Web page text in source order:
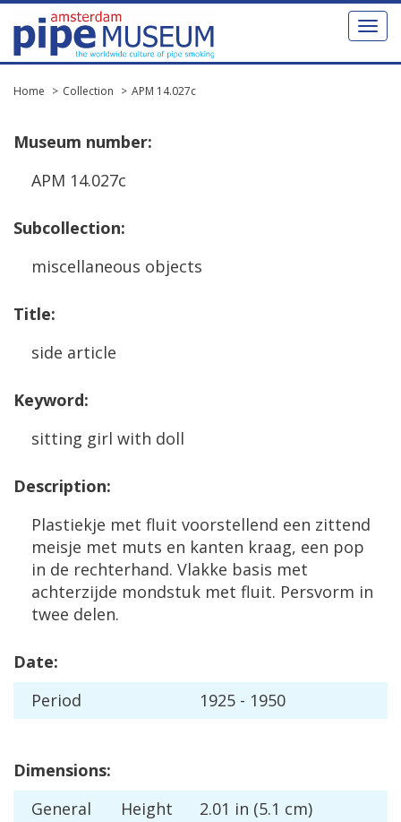
Toggle
Home Collection APM 14.027c
Museum number:
APM 14.027c
Subcollection:
miscellaneous objects
Title:
side article
Keyword:
sitting girl with doll
Description:
Plastiekje met fluit voorstellend een zittend
meisje met muts en kanten kraag, een pop
in de rechterhand. Vlakke basis met
achterzijde mondstuk met fluit. Persvorm in
twee delen.
Date:
Period
1925 - 1950
Dimensions:
General
Height 2.01 in (5.1 cm)